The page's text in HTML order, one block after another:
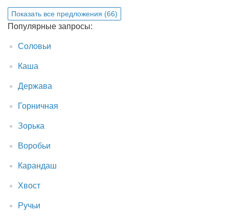
Показать все предложения (66)
Популярные запросы:
Соловьи
Каша
Держава
Горничная
Зорька
Воробьи
Карандаш
Хвост
Ручьи